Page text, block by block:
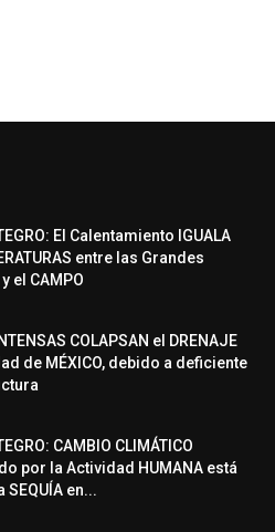
El Calentamiento IGUALA
entre las Grandes
el CAMPO
COLAPSAN el DRENAJE
de MÉXICO, debido a deficiente
CAMBIO CLIMÁTICO
por la Actividad HUMANA está
en...